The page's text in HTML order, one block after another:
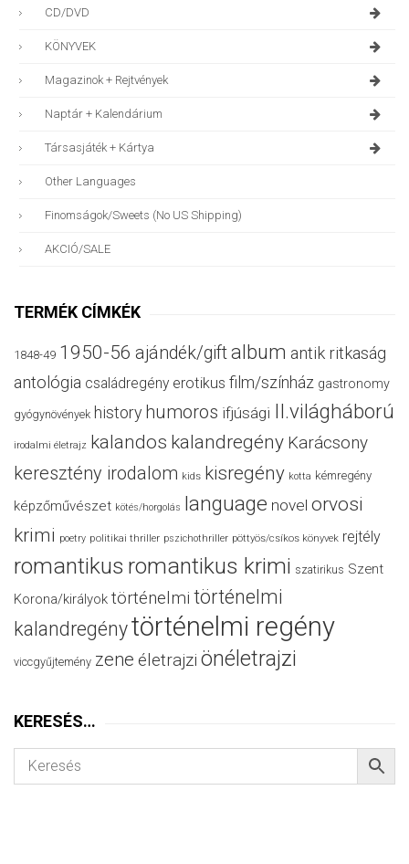
CD/DVD
KÖNYVEK
Magazinok + Rejtvények
Naptár + Kalendárium
Társasjáték + Kártya
Other Languages
Finomságok/sweets (no US Shipping)
AKCIÓ/SALE
TERMÉK CÍMKÉK
1848-49 1950-56 ajándék/giftalbum antik ritkaság
antológia családregény erotikus film/színház gastronomy
gyógynövények history humoros ifjúsági II.világháború
irodalmi életrajz kalandos kalandregény Karácsony
keresztény irodalom kids kisregény kotta kémregény
képzőművészet kötés/horgolás language novel orvosi
krimi poetry politikai thriller pszichothriller pöttyös/csíkos könyvek rejtély
romantikus romantikus krimi szatirikus Szent
Korona/királyok történelmi történelmi
kalandregénytörténelmi regény
viccgyűjtemény zene életrajzi önéletrajzi
KERESÉS…